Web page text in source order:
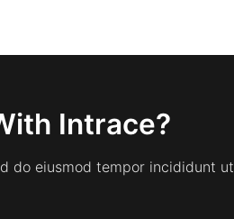
Intrace?
do eiusmod tempor incididunt ut